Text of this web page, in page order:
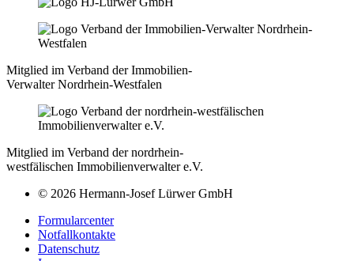
Mitglied im Verband der Immobilien-
Verwalter Nordrhein-Westfalen
Mitglied im Verband der nordrhein-
westfälischen Immobilienverwalter e.V.
© 2026 Hermann-Josef Lürwer GmbH
Formularcenter
Notfallkontakte
Datenschutz